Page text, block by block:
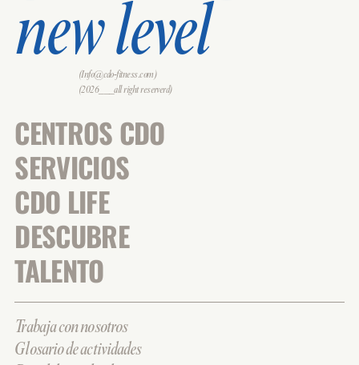
new level
(Info@cdo-fitness.com)
(2026___all right reserverd)
CENTROS CDO
SERVICIOS
CDO LIFE
DESCUBRE
TALENTO
Trabaja con nosotros
Glosario de actividades